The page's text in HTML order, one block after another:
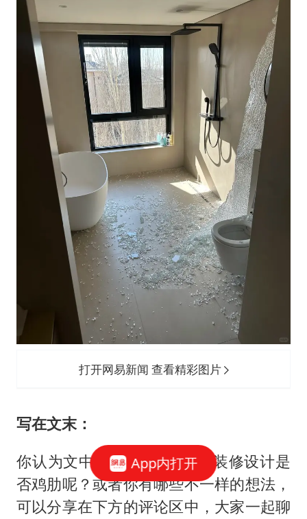
打开网易新闻 查看精彩图片
写在文末：
你认为文中提到的这7个网红装修设计是
否鸡肋呢？或者你有哪些不一样的想法，
可以分享在下方的评论区中，大家一起聊
App内打开